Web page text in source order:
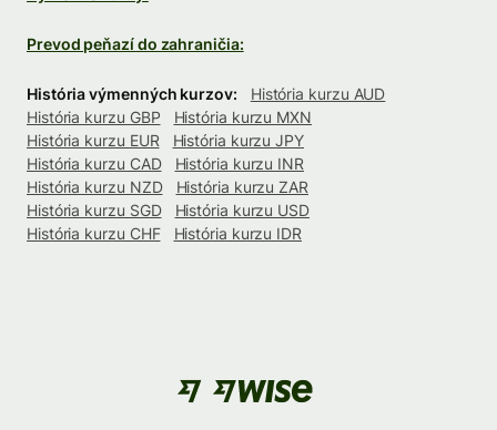
Prevod peňazí do zahraničia:
História výmenných kurzov:
História kurzu AUD
História kurzu GBP
História kurzu MXN
História kurzu EUR
História kurzu JPY
História kurzu CAD
História kurzu INR
História kurzu NZD
História kurzu ZAR
História kurzu SGD
História kurzu USD
História kurzu CHF
História kurzu IDR